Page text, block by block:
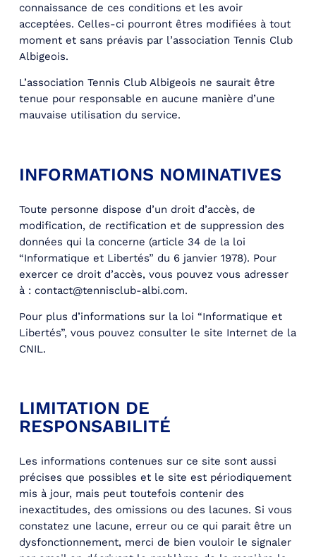
connaissance de ces conditions et les avoir
acceptées. Celles-ci pourront êtres modifiées à tout
moment et sans préavis par l’association Tennis Club
Albigeois.
L’association Tennis Club Albigeois ne saurait être
tenue pour responsable en aucune manière d’une
mauvaise utilisation du service.
INFORMATIONS NOMINATIVES
Toute personne dispose d’un droit d’accès, de
modification, de rectification et de suppression des
données qui la concerne (article 34 de la loi
“Informatique et Libertés” du 6 janvier 1978). Pour
exercer ce droit d’accès, vous pouvez vous adresser
à : contact@tennisclub-albi.com.
Pour plus d’informations sur la loi “Informatique et
Libertés”, vous pouvez consulter le site Internet de la
CNIL.
LIMITATION DE
RESPONSABILITÉ
Les informations contenues sur ce site sont aussi
précises que possibles et le site est périodiquement
mis à jour, mais peut toutefois contenir des
inexactitudes, des omissions ou des lacunes. Si vous
constatez une lacune, erreur ou ce qui parait être un
dysfonctionnement, merci de bien vouloir le signaler